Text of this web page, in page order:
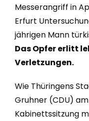
Messerangriff in
Erfurt
jährigen Mann
Das Opfer erlitt
Verletzungen.
Wie Thüringens
Gruhner (CDU)
Kabinettssitzung